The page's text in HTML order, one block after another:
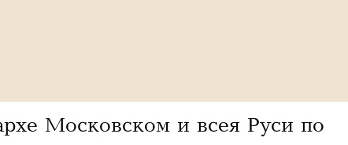
Московском и всея Руси по